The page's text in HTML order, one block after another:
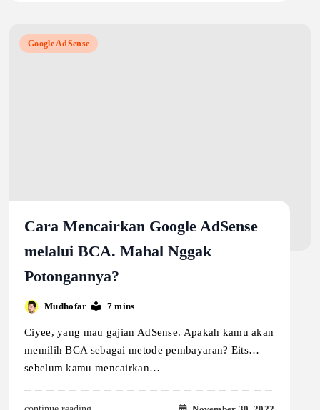
Google AdSense
Cara Mencairkan Google AdSense
melalui BCA. Mahal Nggak
Potongannya?
Mudhofar 7 mins
Ciyee, yang mau gajian AdSense. Apakah kamu akan
memilih BCA sebagai metode pembayaran? Eits…
sebelum kamu mencairkan…